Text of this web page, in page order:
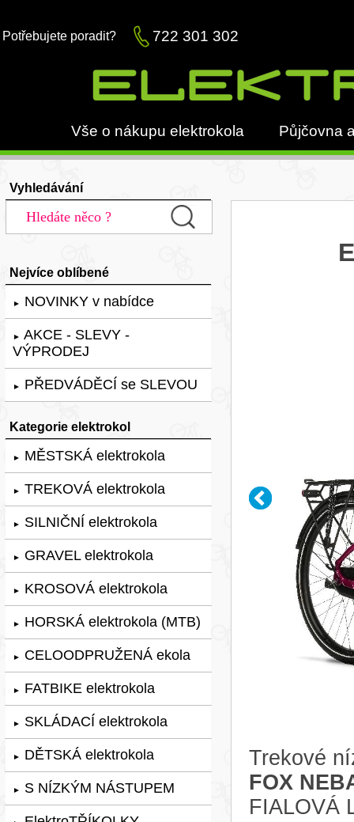
Potřebujete poradit? 722 301 302
Vše o nákupu elektrokola Půjčovna
Vyhledávání
Nejvíce oblíbené
► NOVINKY v nabídce
► AKCE - SLEVY -
VÝPRODEJ
► PŘEDVÁDĚCÍ se SLEVOU
Kategorie elektrokol
► MĚSTSKÁ elektrokola
► TREKOVÁ elektrokola
► SILNIČNÍ elektrokola
► GRAVEL elektrokola
► KROSOVÁ elektrokola
► HORSKÁ elektrokola (MTB)
► CELOODPRUŽENÁ ekola
► FATBIKE elektrokola
► SKLÁDACÍ elektrokola
► DĚTSKÁ elektrokola
► S NÍZKÝM NÁSTUPEM
Trekové
FOX
FIALOVÁ